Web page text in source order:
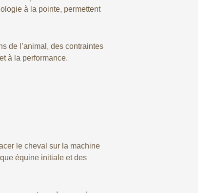
à la pointe, permettent
de l’animal, des contraintes
à la performance.
le cheval sur la machine
équine initiale et des